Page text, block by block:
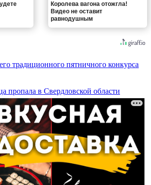
Королева вагона отожгла!
Видео не оставит
равнодушным
традиционного пятничного конкурса
пропала в Свердловской области